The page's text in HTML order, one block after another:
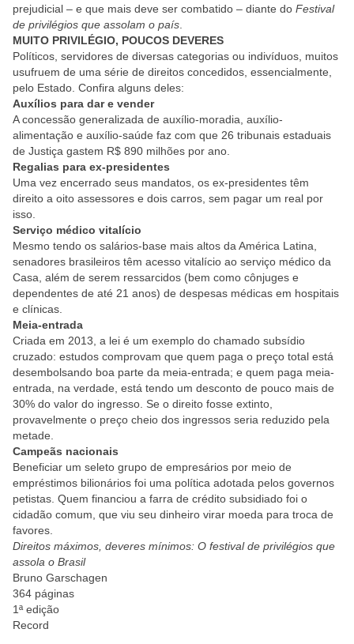
prejudicial – e que mais deve ser combatido – diante do Festival
de privilégios que assolam o país
MUITO PRIVILÉGIO, POUCOS DEVERES
Políticos, servidores de diversas categorias ou indivíduos, muitos
usufruem de uma série de direitos concedidos, essencialmente,
pelo Estado. Confira alguns deles:
Auxílios para dar e vender
A concessão generalizada de auxílio-moradia, auxílio-
alimentação e auxílio-saúde faz com que 26 tribunais estaduais
de Justiça gastem R$ 890 milhões por ano.
Regalias para ex-presidentes
Uma vez encerrado seus mandatos, os ex-presidentes têm
direito a oito assessores e dois carros, sem pagar um real por
isso.
Serviço médico vitalício
Mesmo tendo os salários-base mais altos da América Latina,
senadores brasileiros têm acesso vitalício ao serviço médico da
Casa, além de serem ressarcidos (bem como cônjuges e
dependentes de até 21 anos) de despesas médicas em hospitais
e clínicas.
Meia-entrada
Criada em 2013, a lei é um exemplo do chamado subsídio
cruzado: estudos comprovam que quem paga o preço total está
desembolsando boa parte da meia-entrada; e quem paga meia-
entrada, na verdade, está tendo um desconto de pouco mais de
30% do valor do ingresso. Se o direito fosse extinto,
provavelmente o preço cheio dos ingressos seria reduzido pela
metade.
Campeãs nacionais
Beneficiar um seleto grupo de empresários por meio de
empréstimos bilionários foi uma política adotada pelos governos
petistas. Quem financiou a farra de crédito subsidiado foi o
cidadão comum, que viu seu dinheiro virar moeda para troca de
favores.
Direitos máximos, deveres mínimos: O festival de privilégios que
assola o Brasil
Bruno Garschagen
364 páginas
1ª edição
Record